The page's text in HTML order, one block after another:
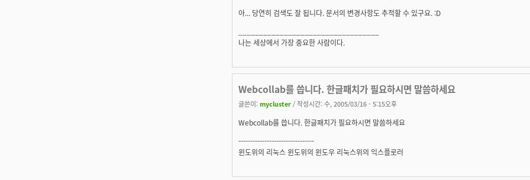
아... 당연히 검색도 잘 됩니다. 문서의 변경사항도 추적할 수 있구요. :D
나는 세상에서 가장 중요한 사람이다.
Webcollab를 씁니다. 한글패치가 필요하시면 말씀하세요
글쓴이: mycluster / 작성시간: 수, 2005/03/16 - 5:15오후
Webcollab를 씁니다. 한글패치가 필요하시면 말씀하세요
--------------------------------
윈도위의 리눅스 윈도위의 윈도우 리눅스위의 익스플로러